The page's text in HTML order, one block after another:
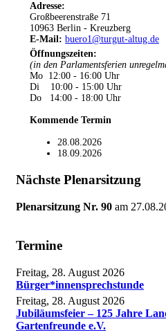
Adresse:
Großbeerenstraße 71
10963 Berlin - Kreuzberg
E-Mail: buero1@turgut-altug.de
Öffnungszeiten:
(in den Parlamentsferien
Mo 12:00 - 16:00 Uhr
Di 10:00 - 15:00 Uhr
Do 14:00 - 18:00 Uhr
Kommende Termin
28.08.2026
18.09.2026
Nächste Plenarsitzung
Plenarsitzung Nr. 90 am
Termine
Freitag, 28. August 2026
Bürger*innensprechstunde
Freitag, 28. August 2026
Jubiläumsfeier – 125 Jahre
Gartenfreunde e.V.